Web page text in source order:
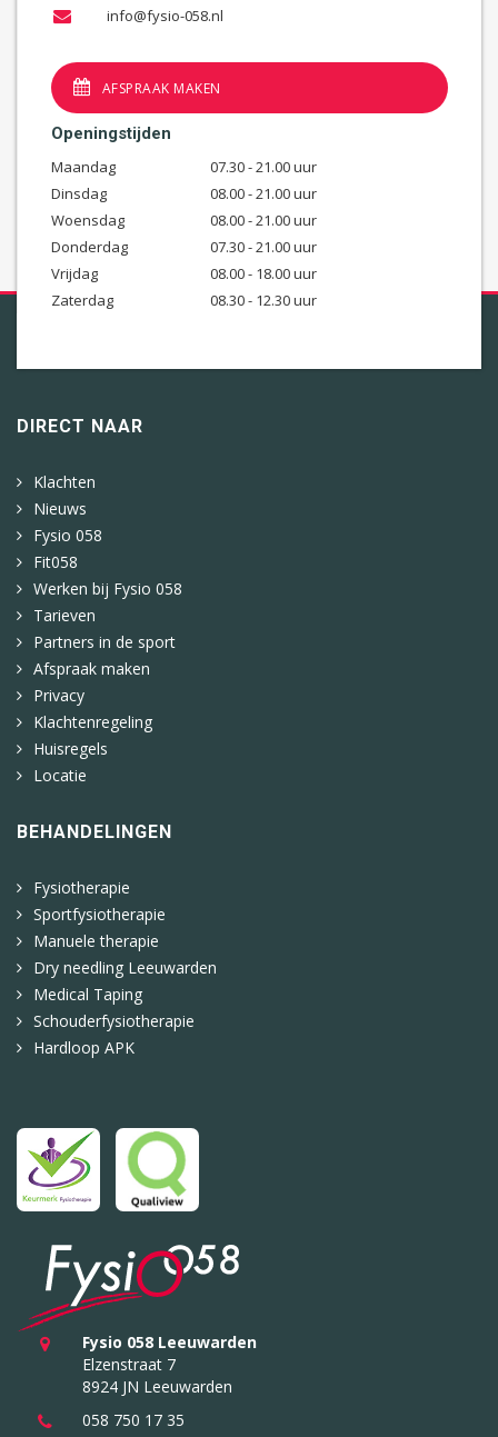
info@fysio-058.nl
AFSPRAAK MAKEN
Openingstijden
Maandag
07.30 - 21.00 uur
Dinsdag
08.00 - 21.00 uur
Woensdag
08.00 - 21.00 uur
Donderdag
07.30 - 21.00 uur
Vrijdag
08.00 - 18.00 uur
Zaterdag
08.30 - 12.30 uur
DIRECT NAAR
Klachten
Nieuws
Fysio 058
Fit058
Werken bij Fysio 058
Tarieven
Partners in de sport
Afspraak maken
Privacy
Klachtenregeling
Huisregels
Locatie
BEHANDELINGEN
Fysiotherapie
Sportfysiotherapie
Manuele therapie
Dry needling Leeuwarden
Medical Taping
Schouderfysiotherapie
Hardloop APK
Fysio 058 Leeuwarden
Elzenstraat 7
8924 JN Leeuwarden
058 750 17 35